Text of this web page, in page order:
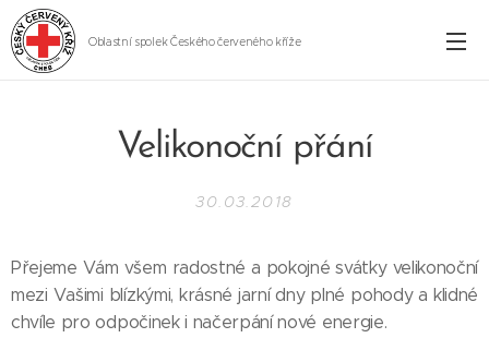
Oblastní spolek Českého červeného kříže
Velikonoční přání
30.03.2018
Přejeme Vám všem radostné a pokojné svátky velikonoční
mezi Vašimi blízkými, krásné jarní dny plné pohody a klidné
chvíle pro odpočinek i načerpání nové energie.